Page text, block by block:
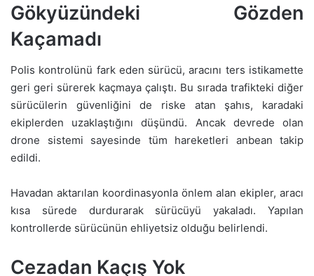
Gökyüzündeki Gözden
Kaçamadı
Polis kontrolünü fark eden sürücü, aracını ters istikamette
geri geri sürerek kaçmaya çalıştı. Bu sırada trafikteki diğer
sürücülerin güvenliğini de riske atan şahıs, karadaki
ekiplerden uzaklaştığını düşündü. Ancak devrede olan
drone sistemi sayesinde tüm hareketleri anbean takip
edildi.
Havadan aktarılan koordinasyonla önlem alan ekipler, aracı
kısa sürede durdurarak sürücüyü yakaladı. Yapılan
kontrollerde sürücünün ehliyetsiz olduğu belirlendi.
Cezadan Kaçış Yok